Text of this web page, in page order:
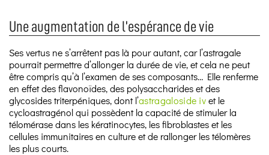
Une augmentation de l’espérance de vie
Ses vertus ne s’arrêtent pas là pour autant, car l’astragale
pourrait permettre d’allonger la durée de vie, et cela ne peut
être compris qu’à l’examen de ses composants… Elle renferme
en effet des flavonoïdes, des polysaccharides et des
glycosides triterpéniques, dont l’astragaloside ivet le
cycloastragénol qui possèdent la capacité de stimuler la
télomérase dans les kératinocytes, les fibroblastes et les
cellules immunitaires en culture et de rallonger les télomères
les plus courts.